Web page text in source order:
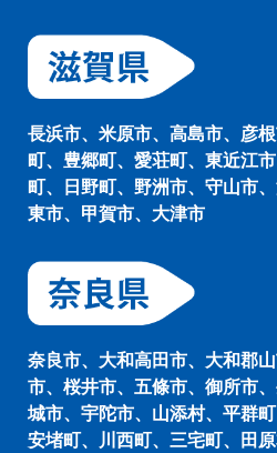
長浜市、米原市、高島市、彦
町、豊郷町、愛荘町、東近江
町、日野町、野洲市、守山市
東市、甲賀市、大津市
奈良市、大和高田市、大和郡
市、桜井市、五條市、御所市
城市、宇陀市、山添村、平群町
安堵町、川西町、三宅町、田